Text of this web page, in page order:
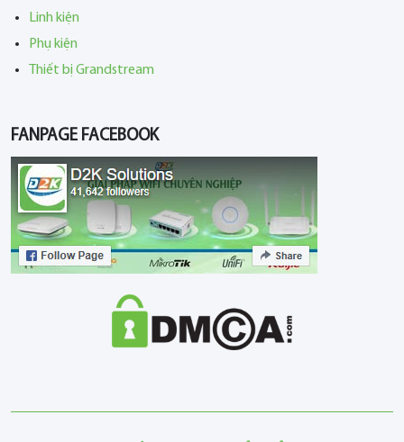
Linh kiện
Phụ kiện
Thiết bị Grandstream
FANPAGE FACEBOOK